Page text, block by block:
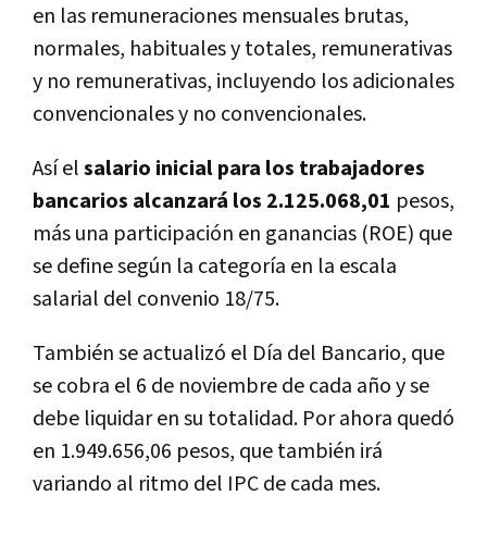
en las remuneraciones mensuales brutas,
normales, habituales y totales, remunerativas
y no remunerativas, incluyendo los adicionales
convencionales y no convencionales.
Así elsalario inicial para los trabajadores
bancarios alcanzará los 2.125.068,01 pesos,
más una participación en ganancias (ROE) que
se define según la categoría en la escala
salarial del convenio 18/75.
También se actualizó el Día del Bancario, que
se cobra el 6 de noviembre de cada año y se
debe liquidar en su totalidad. Por ahora quedó
en 1.949.656,06 pesos, que también irá
variando al ritmo del IPC de cada mes.